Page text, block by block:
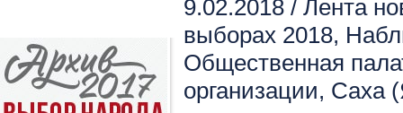
9.02.2018 / Лента
выборах 2018,
Общественная
организации, Саха